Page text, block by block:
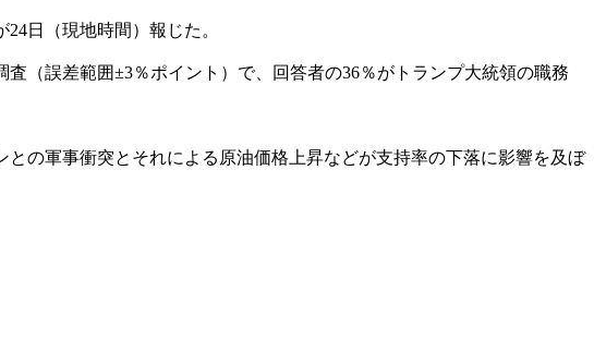
日（現地時間）報じた。
（誤差範囲±3％ポイント）で、回答者の36％がトランプ大統領の職務
の軍事衝突とそれによる原油価格上昇などが支持率の下落に影響を及ぼ